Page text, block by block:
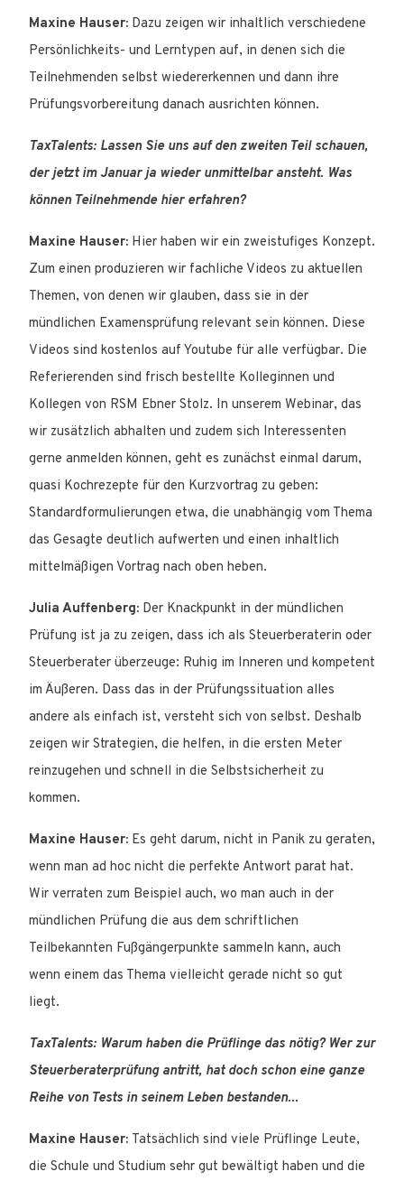
Maxine Hauser: Dazu zeigen wir inhaltlich verschiedene
Persönlichkeits- und Lerntypen auf, in denen sich die
Teilnehmenden selbst wiedererkennen und dann ihre
Prüfungsvorbereitung danach ausrichten können.
TaxTalents: Lassen Sie uns auf den zweiten Teil schauen,
der jetzt im Januar ja wieder unmittelbar ansteht. Was
können Teilnehmende hier erfahren?
Maxine Hauser: Hier haben wir ein zweistufiges Konzept.
Zum einen produzieren wir fachliche Videos zu aktuellen
Themen, von denen wir glauben, dass sie in der
mündlichen Examensprüfung relevant sein können. Diese
Videos sind kostenlos auf Youtube für alle verfügbar. Die
Referierenden sind frisch bestellte Kolleginnen und
Kollegen von RSM Ebner Stolz. In unserem Webinar, das
wir zusätzlich abhalten und zudem sich Interessenten
gerne anmelden können, geht es zunächst einmal darum,
quasi Kochrezepte für den Kurzvortrag zu geben:
Standardformulierungen etwa, die unabhängig vom Thema
das Gesagte deutlich aufwerten und einen inhaltlich
mittelmäßigen Vortrag nach oben heben.
Julia Auffenberg: Der Knackpunkt in der mündlichen
Prüfung ist ja zu zeigen, dass ich als Steuerberaterin oder
Steuerberater überzeuge: Ruhig im Inneren und kompetent
im Äußeren. Dass das in der Prüfungssituation alles
andere als einfach ist, versteht sich von selbst. Deshalb
zeigen wir Strategien, die helfen, in die ersten Meter
reinzugehen und schnell in die Selbstsicherheit zu
kommen.
Maxine Hauser: Es geht darum, nicht in Panik zu geraten,
wenn man ad hoc nicht die perfekte Antwort parat hat.
Wir verraten zum Beispiel auch, wo man auch in der
mündlichen Prüfung die aus dem schriftlichen
Teilbekannten Fußgängerpunkte sammeln kann, auch
wenn einem das Thema vielleicht gerade nicht so gut
liegt.
TaxTalents: Warum haben die Prüflinge das nötig? Wer zur
Steuerberaterprüfung antritt, hat doch schon eine ganze
Reihe von Tests in seinem Leben bestanden...
Maxine Hauser: Tatsächlich sind viele Prüflinge Leute,
die Schule und Studium sehr gut bewältigt haben und die